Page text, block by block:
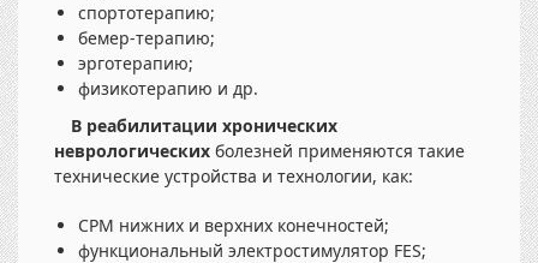
спортотерапию;
бемер-терапию;
эрготерапию;
физикотерапию и др.
В реабилитации хронических
неврологических болезней применяются такие
технические устройства и технологии, как:
CPM нижних и верхних конечностей;
функциональный электростимулятор FES;